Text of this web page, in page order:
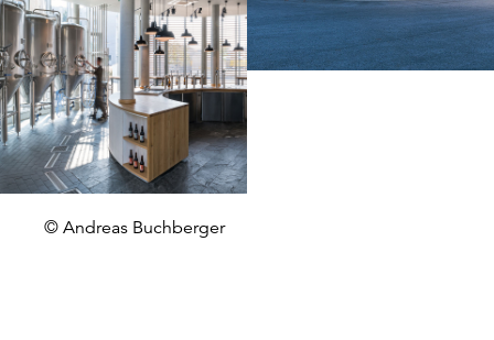
© Andreas Buchberger